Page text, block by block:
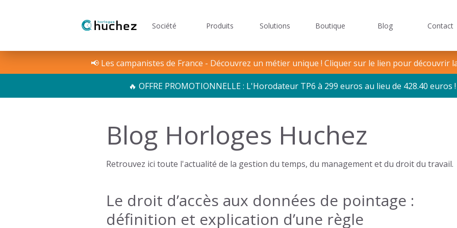
Société
Notre histoire Missions et valeurs
Produits
RégliCe - Logiciel pointage TPE/PME/PMI Gestion du temps
gestion
du
temps
de
Solutions
Solutions pour les mairies Solutions
Boutique Blog Contact
📢 Les campanistes de France - Découvrez un métier unique ! Cliquer sur le lien pour découvrir
🔥 OFFRE PROMOTIONNELLE : L'Horodateur TP6 à 299 euros au lieu de 428.40 euros !
Blog Horloges Huchez
Retrouvez ici toute l'actualité de la gestion du temps, du management et du droit du travail.
Le droit d’accès aux données de pointage :
définition et explication d’une règle